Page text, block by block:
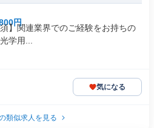
円
】関連業界でのご経験をお持ちの
学用...
気になる
類似求人を見る